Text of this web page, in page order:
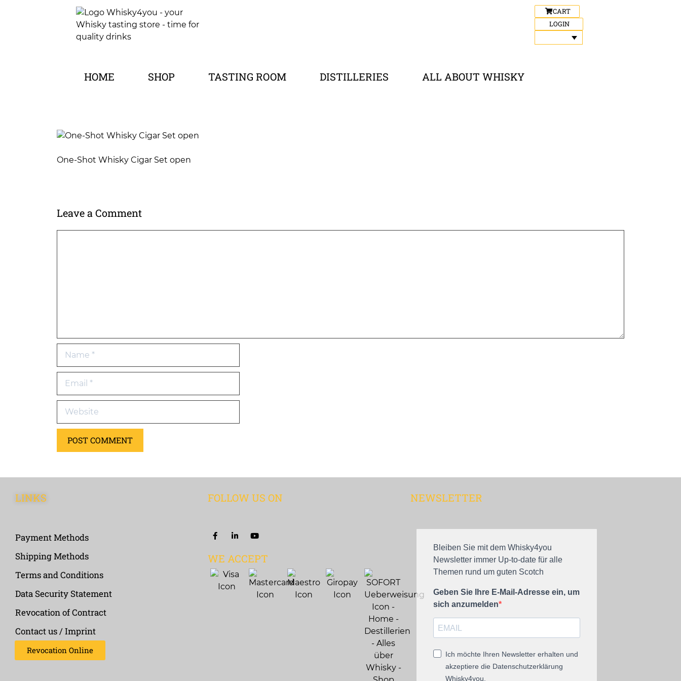
CART
LOGIN
HOME SHOP TASTING ROOM DISTILLERIES ALL ABOUT WHISKY
One-Shot Whisky Cigar Set open
Leave a Comment
LINKS
Payment Methods
Shipping Methods
Terms and Conditions
Data Security Statement
Revocation of Contract
Contact us / Imprint
Revocation Online
FOLLOW US ON
WE ACCEPT
NEWSLETTER
Bleiben Sie mit dem Whisky4you
Newsletter immer Up-to-date für alle
Themen rund um guten Scotch
Geben Sie Ihre E-Mail-Adresse ein, um
sich anzumelden
Ich möchte Ihren Newsletter erhalten und
akzeptiere die Datenschutzerklärung
Whisky4you.